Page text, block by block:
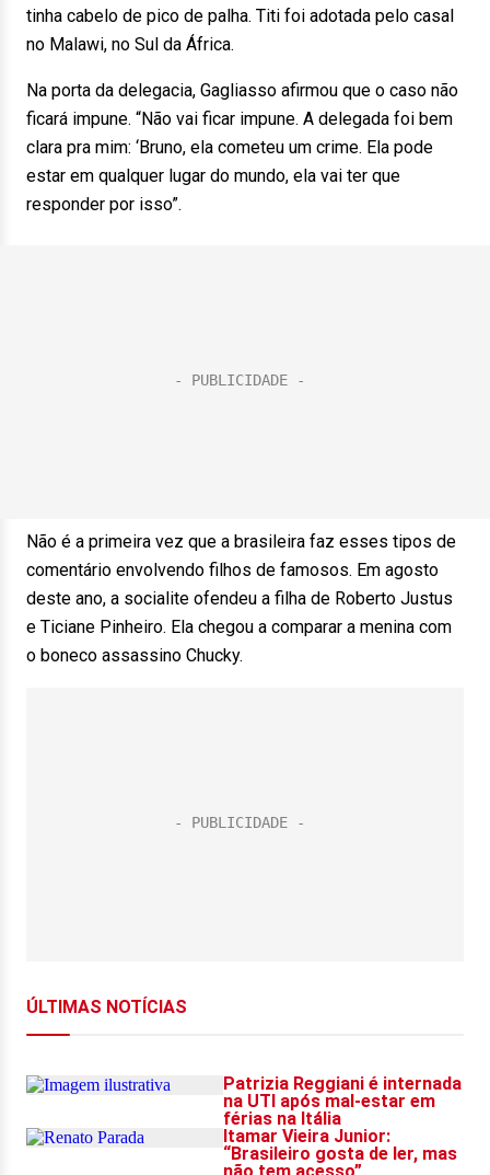
tinha cabelo de pico de palha. Titi foi adotada pelo casal
no Malawi, no Sul da África.
Na porta da delegacia, Gagliasso afirmou que o caso não
ficará impune. “Não vai ficar impune. A delegada foi bem
clara pra mim: ‘Bruno, ela cometeu um crime. Ela pode
estar em qualquer lugar do mundo, ela vai ter que
responder por isso”.
Não é a primeira vez que a brasileira faz esses tipos de
comentário envolvendo filhos de famosos. Em agosto
deste ano, a socialite ofendeu a filha de Roberto Justus
e Ticiane Pinheiro. Ela chegou a comparar a menina com
o boneco assassino Chucky.